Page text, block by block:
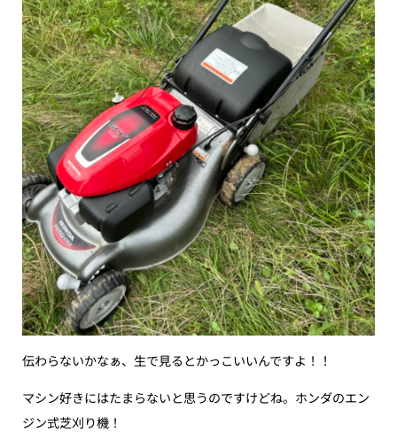
伝わらないかなぁ、生で見るとかっこいいんですよ！！
マシン好きにはたまらないと思うのですけどね。ホンダのエン
ジン式芝刈り機！